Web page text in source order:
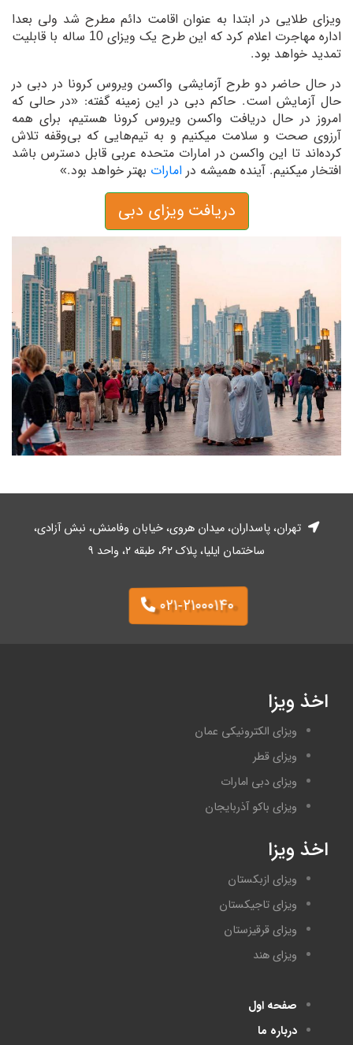
ویزای طلایی در ابتدا به عنوان اقامت دائم مطرح شد ولی بعدا
اداره مهاجرت اعلام کرد که این طرح یک ویزای 10 ساله با قابلیت
تمدید خواهد بود.
در حال حاضر دو طرح آزمایشی واکسن ویروس کرونا در دبی در
حال آزمایش است. حاکم دبی در این زمینه گفته: «در حالی که
امروز در حال دریافت واکسن ویروس کرونا هستیم، برای همه
آرزوی صحت و سلامت میکنیم و به تیم‌هایی که بی‌وقفه تلاش
کرده‌اند تا این واکسن در امارات متحده عربی قابل دسترس باشد
افتخار میکنیم. آینده همیشه در امارات بهتر خواهد بود.»
دریافت ویزای دبی
تهران، پاسداران، میدان هروی، خیابان وفا‌منش، نبش آزادی،
ساختمان ایلیا، پلاک ۶۲، طبقه ۲، واحد ۹
۰۲۱-۲۱۰۰۰۱۴۰
اخذ ویزا
ویزای الکترونیکی عمان
ویزای قطر
ویزای دبی امارات
ویزای باکو آذربایجان
اخذ ویزا
ویزای ازبکستان
ویزای تاجیکستان
ویزای قرقیزستان
ویزای هند
صفحه اول
درباره ما